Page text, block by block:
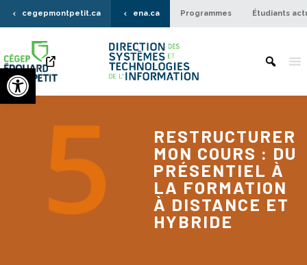
Ouvrir la barre d’outils
cegepmontpetit.ca ena.ca Programmes Étudiants
RESTRUCTURER
MON COURS : DU
PRÉSENTIEL À
LA FORMATION
À DISTANCE ET
HYBRIDE